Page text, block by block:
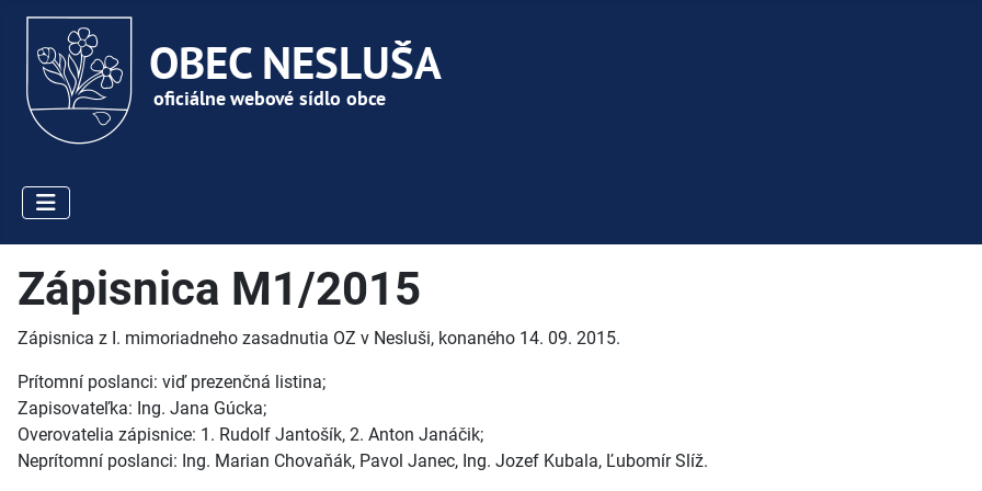
Zápisnica M1/2015
Zápisnica z I. mimoriadneho zasadnutia OZ v Nesluši, konaného 14. 09. 2015.
Prítomní poslanci: viď prezenčná listina;
Zapisovateľka: Ing. Jana Gúcka;
Overovatelia zápisnice: 1. Rudolf Jantošík, 2. Anton Janáčik;
Neprítomní poslanci: Ing. Marian Chovaňák, Pavol Janec, Ing. Jozef Kubala, Ľubomír Slíž.